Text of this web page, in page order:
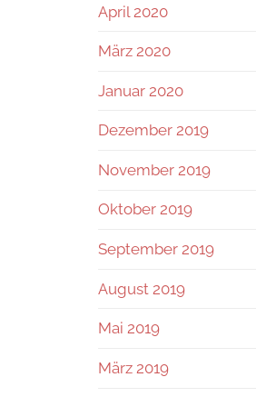
April 2020
März 2020
Januar 2020
Dezember 2019
November 2019
Oktober 2019
September 2019
August 2019
Mai 2019
März 2019